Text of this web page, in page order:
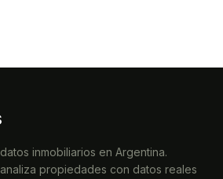
inmobiliarios en Argentina.
propiedades con datos reales